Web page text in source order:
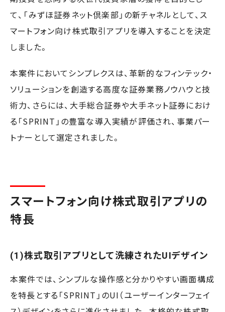
て、「みずほ証券ネット倶楽部」の新チャネルとして、ス
マートフォン向け株式取引アプリを導入することを決定
しました。
本案件においてシンプレクスは、革新的なフィンテック・
ソリューションを創造する高度な証券業務ノウハウと技
術力、さらには、大手総合証券や大手ネット証券におけ
る「SPRINT」の豊富な導入実績が評価され、事業パー
トナーとして選定されました。
スマートフォン向け株式取引アプリの
特長
(1)株式取引アプリとして洗練されたUIデザイン
本案件では、シンプルな操作感と分かりやすい画面構成
を特長とする「SPRINT」のUI（ユーザーインターフェイ